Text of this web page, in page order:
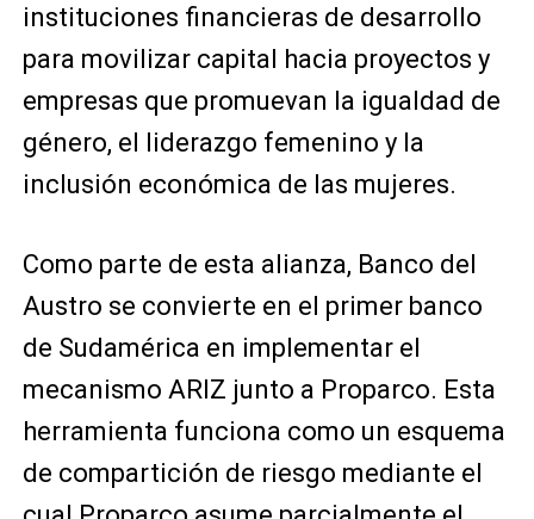
instituciones financieras de desarrollo
para movilizar capital hacia proyectos y
empresas que promuevan la igualdad de
género, el liderazgo femenino y la
inclusión económica de las mujeres.
Como parte de esta alianza, Banco del
Austro se convierte en el primer banco
de Sudamérica en implementar el
mecanismo ARIZ junto a Proparco. Esta
herramienta funciona como un esquema
de compartición de riesgo mediante el